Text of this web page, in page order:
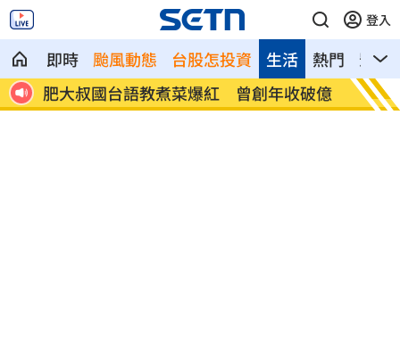
登入
即時 颱風動態 台股怎投資 熱門 影音
生活
億
阿中喊真相浮出水面 網淚：謝謝守護台
灣
【迪